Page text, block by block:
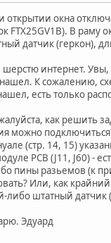
открытии окна
FTX25GV1B). В раму
датчик (геркон),
шерстю интернет.
нашел. К сожалению,
есть только
как решить
можно
(стр. 14, 15)
PCB (J11, J60) -
пины разьемов (к
Или, как крайний
либо штатный
Эдуард